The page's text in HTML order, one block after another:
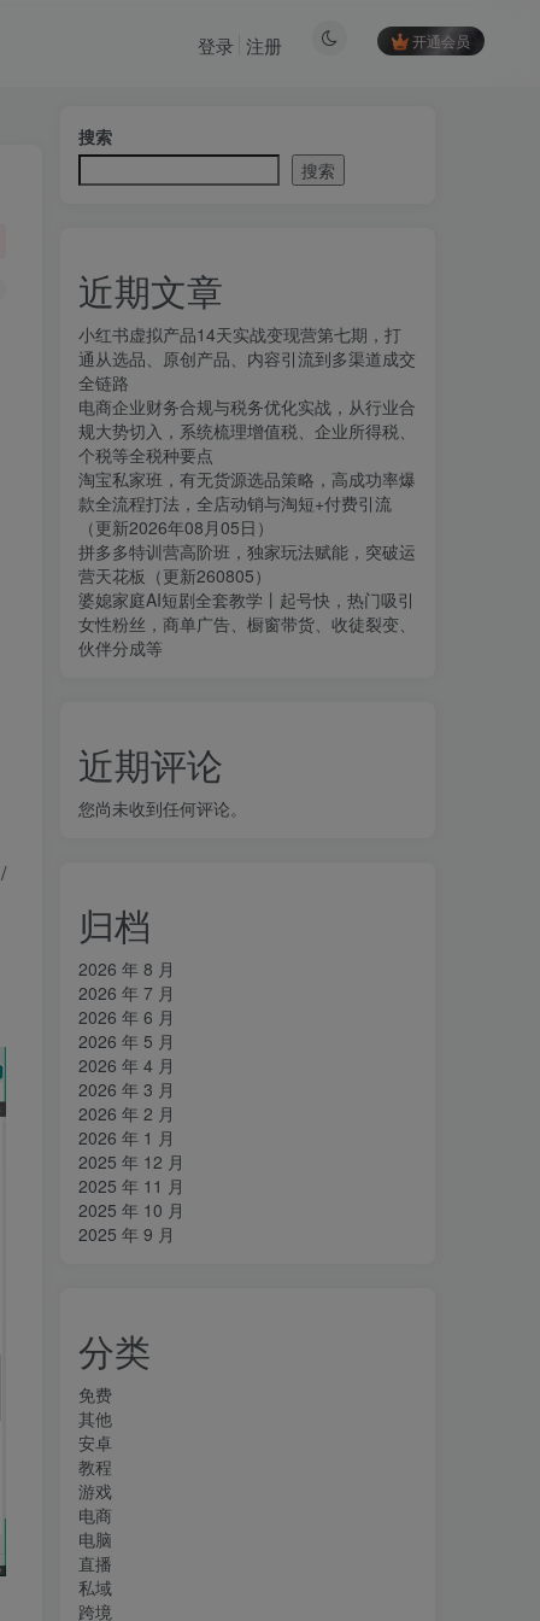
开通会员
登录 注册
搜索
搜索
近期文章
小红书虚拟产品14天实战变现营第七期，打
通从选品、原创产品、内容引流到多渠道成交
全链路
电商企业财务合规与税务优化实战，从行业合
规大势切入，系统梳理增值税、企业所得税、
个税等全税种要点
淘宝私家班，有无货源选品策略，高成功率爆
款全流程打法，全店动销与淘短+付费引流
（更新2026年08月05日）
拼多多特训营高阶班，独家玩法赋能，突破运
营天花板（更新260805）
婆媳家庭AI短剧全套教学丨起号快，热门吸引
女性粉丝，商单广告、橱窗带货、收徒裂变、
伙伴分成等
近期评论
您尚未收到任何评论。
归档
2026 年 8 月
2026 年 7 月
2026 年 6 月
2026 年 5 月
2026 年 4 月
2026 年 3 月
2026 年 2 月
2026 年 1 月
2025 年 12 月
2025 年 11 月
2025 年 10 月
2025 年 9 月
分类
免费
其他
安卓
教程
游戏
电商
电脑
直播
私域
跨境